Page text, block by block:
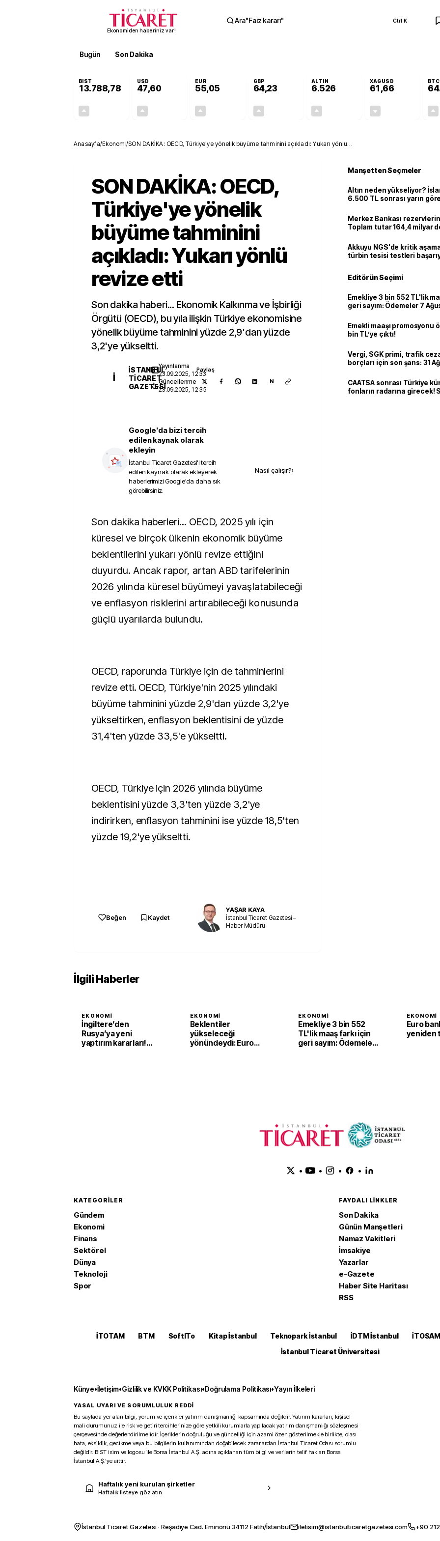
Ekonomiden haberiniz var!
Ara"Faiz kararı" Ctrl K
Bugün Son Dakika
BIST
13.788,78
USD
47,60
EUR
55,05
GBP
64,23
ALTIN
6.526
XAGUSD
61,66
BTC
Anasayfa/Ekonomi/SON DAKİKA: OECD, Türkiye'ye yönelik büyüme tahminini açıkladı: Yukarı yönlü
SON DAKİKA: OECD,
Türkiye'ye yönelik
büyüme tahminini
açıkladı: Yukarı yönlü
revize etti
Son dakika haberi... Ekonomik Kalkınma ve İşbirliği
Örgütü (OECD), bu yıla ilişkin Türkiye ekonomisine
yönelik büyüme tahminini yüzde 2,9'dan yüzde
3,2'ye yükseltti.
İ
İSTANBUL
TICARET
GAZETESI
Yayınlanma
23.09.2025, 12:33
Güncellenme
23.09.2025, 12:35
Paylaş
N
Google'da bizi tercih
edilen kaynak olarak
ekleyin
İstanbul Ticaret Gazetesi'i tercih
edilen kaynak olarak ekleyerek
haberlerimizi Google'da daha sık
görebilirsiniz.
Nasıl çalışır?›
Son dakika haberleri... OECD, 2025 yılı için
küresel ve birçok ülkenin ekonomik büyüme
beklentilerini yukarı yönlü revize ettiğini
duyurdu. Ancak rapor, artan ABD tarifelerinin
2026 yılında küresel büyümeyi yavaşlatabileceği
ve enflasyon risklerini artırabileceği konusunda
güçlü uyarılarda bulundu.
OECD, raporunda Türkiye için de tahminlerini
revize etti. OECD, Türkiye'nin 2025 yılındaki
büyüme tahminini yüzde 2,9'dan yüzde 3,2'ye
yükseltirken, enflasyon beklentisini de yüzde
31,4'ten yüzde 33,5'e yükseltti.
OECD, Türkiye için 2026 yılında büyüme
beklentisini yüzde 3,3'ten yüzde 3,2'ye
indirirken, enflasyon tahminini ise yüzde 18,5'ten
yüzde 19,2'ye yükseltti.
Beğen Kaydet
YAŞAR KAYA
İstanbul Ticaret Gazetesi –
Haber Müdürü
Manşetten Seçmeler
Altın neden yükseliyor?
6.500 TL sonrası yarın
Merkez Bankası
Toplam tutar 164,4 milyar
Akkuyu NGS'de kritik
türbin tesisi testleri
Editörün Seçimi
Emekliye 3 bin 552 TL'lik
geri sayım: Ödemeler 7
Emekli maaşı promosyonu
bin TL’ye çıktı!
Vergi, SGK primi, trafik
borçları için son şans: 31
CAATSA sonrası Türkiye
fonların radarına girecek!
İlgili Haberler
EKONOMI
İngiltere’den
Rusya’ya yeni
yaptırım kararları!
EKONOMI
Beklentiler
yükseleceği
yönündeydi: Euro
EKONOMI
Emekliye 3 bin 552
TL'lik maaş farkı için
geri sayım: Ödemeler
EKONOMI
Euro
yeniden
• • • •
KATEGORILER
Gündem
Ekonomi
Finans
Sektörel
Dünya
Teknoloji
Spor
FAYDALI LINKLER
Son Dakika
Günün Manşetleri
Namaz Vakitleri
İmsakiye
Yazarlar
e-Gazete
Haber Site Haritası
RSS
İTOTAM BTM SoftITo Kitap İstanbul Teknopark İstanbul İDTM İstanbul İTOSAM
İstanbul Ticaret Üniversitesi
Künye•İletişim•Gizlilik ve KVKK Politikası•Doğrulama Politikası•Yayın İlkeleri
YASAL UYARI VE SORUMLULUK REDDİ
Bu sayfada yer alan bilgi, yorum ve içerikler yatırım danışmanlığı kapsamında değildir. Yatırım kararları, kişisel
mali durumunuz ile risk ve getiri tercihlerinize göre yetkili kurumlarla yapılacak yatırım danışmanlığı sözleşmesi
çerçevesinde değerlendirilmelidir. İçeriklerin doğruluğu ve güncelliği için azami özen gösterilmekle birlikte, olası
hata, eksiklik, gecikme veya bu bilgilerin kullanımından doğabilecek zararlardan İstanbul Ticaret Odası sorumlu
değildir. BIST isim ve logosu ile Borsa İstanbul A.Ş. adına açıklanan tüm bilgi ve verilerin telif hakları Borsa
İstanbul A.Ş.’ye aittir.
Haftalık yeni kurulan şirketler
Haftalık listeye göz atın
İstanbul Ticaret Gazetesi · Reşadiye Cad. Eminönü 34112 Fatih/İstanbul iletisim@istanbulticaretgazetesi.com +90